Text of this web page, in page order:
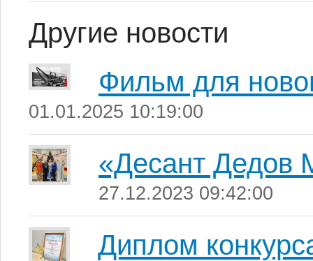
Другие новости
Фильм для
01.01.2025 10:19:00
«Десант Дедов
27.12.2023 09:42:00
Диплом